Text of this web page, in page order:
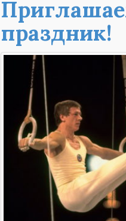
праздник!